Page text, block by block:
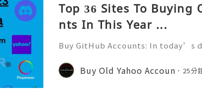
Top 36 Sites To Buying
nts In This Year ...
Buy GitHub Accounts: In today’s
n ever. GitHub has become one
forms for developers, compa
Buy Old Yahoo Accoun 25分